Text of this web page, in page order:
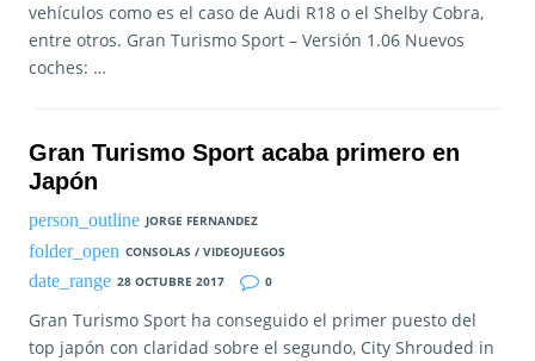
vehículos como es el caso de Audi R18 o el Shelby Cobra,
entre otros. Gran Turismo Sport – Versión 1.06 Nuevos
coches: …
Gran Turismo Sport acaba primero en
Japón
JORGE FERNANDEZ
CONSOLAS / VIDEOJUEGOS
28 OCTUBRE 2017
0
Gran Turismo Sport ha conseguido el primer puesto del
top japón con claridad sobre el segundo, City Shrouded in